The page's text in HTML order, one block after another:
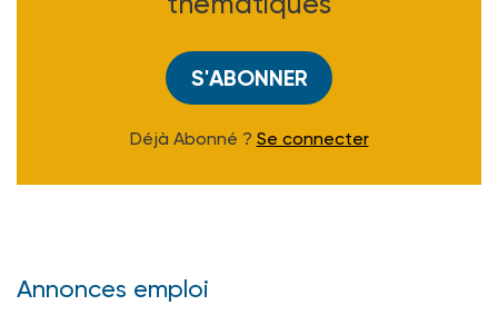
S'ABONNER
Déjà Abonné ? Se connecter
Annonces emploi